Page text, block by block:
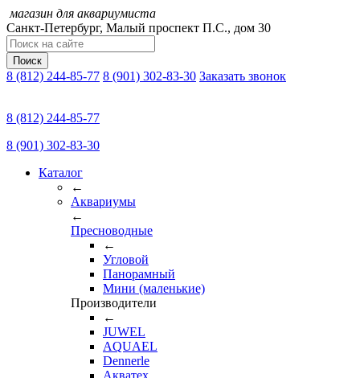
магазин для аквариумиста
Санкт-Петербург, Малый проспект П.C., дом 30
Поиск
8 (812) 244-85-77 8 (901) 302-83-30 Заказать звонок
8 (812) 244-85-77
8 (901) 302-83-30
Каталог
←
Аквариумы
←
Пресноводные
←
Угловой
Панорамный
Мини (маленькие)
Производители
←
JUWEL
AQUAEL
Dennerle
Акватех